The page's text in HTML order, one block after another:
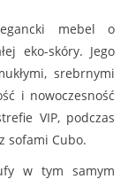
mebel o
eko-skóry. Jego
srebrnymi
i nowoczesność
VIP, podczas
sofami Cubo.
w tym samym